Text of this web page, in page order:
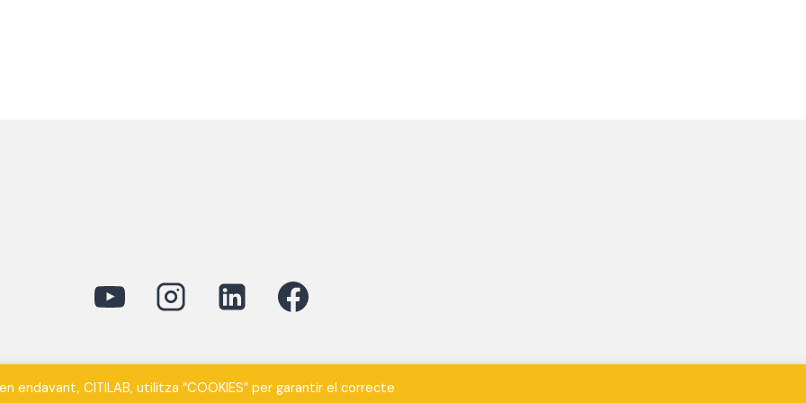
en endavant, CITILAB, utilitza “COOKIES” per garantir el correcte